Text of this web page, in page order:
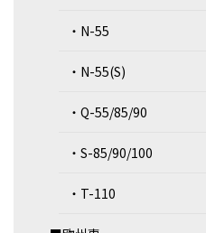
・N-55
・N-55(S)
・Q-55/85/90
・S-85/90/100
・T-110